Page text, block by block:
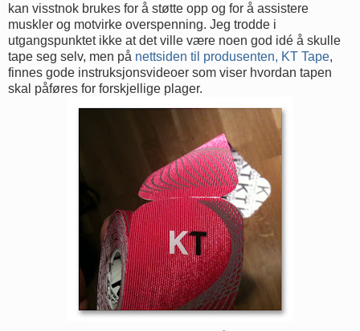
kan visstnok brukes for å støtte opp og for å assistere
muskler og motvirke overspenning. Jeg trodde i
utgangspunktet ikke at det ville være noen god idé å skulle
tape seg selv, men på nettsiden til produsenten, KT Tape,
finnes gode instruksjonsvideoer som viser hvordan tapen
skal påføres for forskjellige plager.